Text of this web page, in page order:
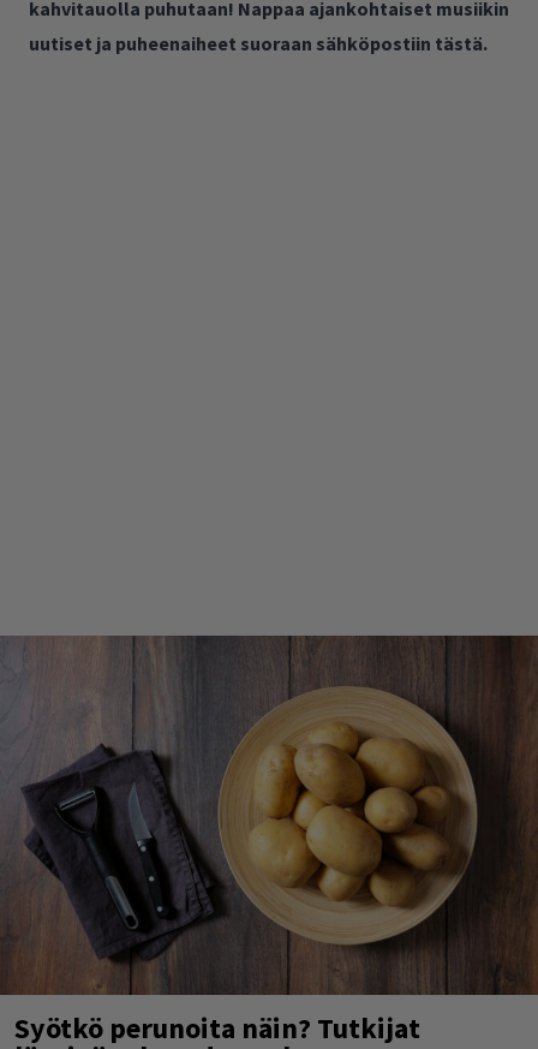
kahvitauolla puhutaan! Nappaa ajankohtaiset musiikin
uutiset ja puheenaiheet suoraan sähköpostiin tästä.
Syötkö perunoita näin? Tutkijat